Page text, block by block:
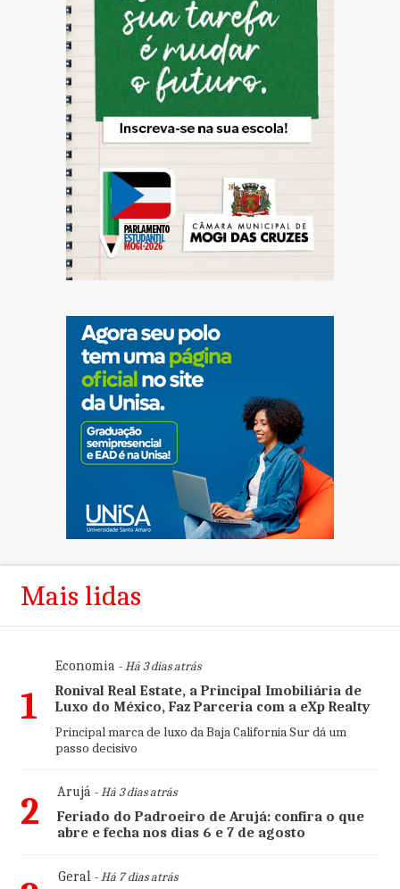
Mais lidas
1
Economia- Há 3 dias atrás
Ronival Real Estate, a Principal Imobiliária de
Luxo do México, Faz Parceria com a eXp Realty
Principal marca de luxo da Baja California Sur dá um
passo decisivo
2 Arujá- Há 3 dias atrás
Feriado do Padroeiro de Arujá: confira o que
abre e fecha nos dias 6 e 7 de agosto
Geral- Há 7 dias atrás